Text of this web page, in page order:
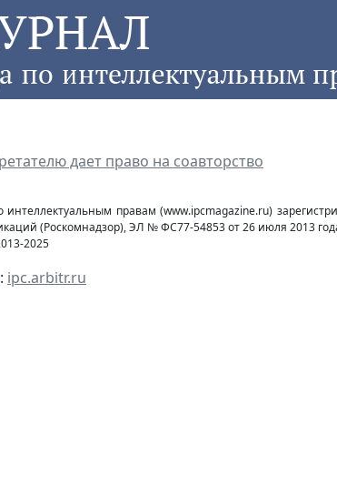
дает право на соавторство
интеллектуальным правам (www.ipcmagazine.ru)
(Роcкомнадзор), ЭЛ № ФС77-54853 от 26 июля 2013
2025
ipc.arbitr.ru